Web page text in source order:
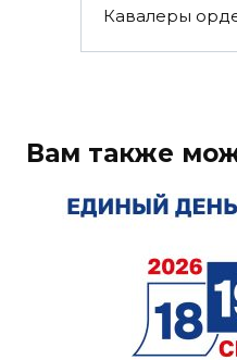
Кавалеры
Вам также